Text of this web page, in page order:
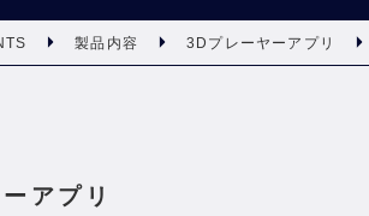
CASE
製品内容 3Dプレーヤーアプリ
アプリ